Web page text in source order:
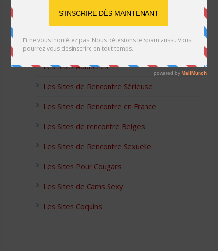
Les Sites Libertins
Les Apps pour les Couples Échangistes
Les Sites Adultères
Les Sites de Rencontre Sérieuse
Les Sites de Rencontre en France
Les Sites de rencontre Belges
Les Sites de Rencontre Sexuelle
Les Sites Pour Cougars
Les Sites de Cams Sexy
Les Sites Coquins